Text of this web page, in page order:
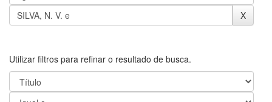
Utilizar filtros para refinar o resultado de busca.